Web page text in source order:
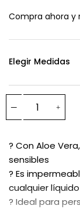
Compra ahora y
Elegir Medidas
? Con Aloe
sensibles
? Es
cualquier líquido
? Ideal para